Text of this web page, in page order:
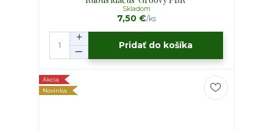
7,50 €/ks
Skladom
Pridať do košíka
Akcia
Novinka